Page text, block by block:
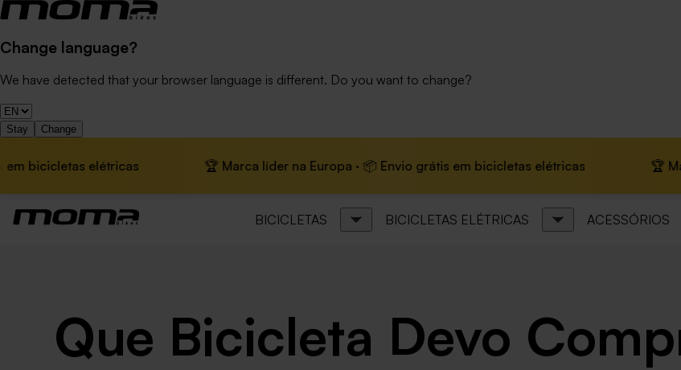
Change language?
We have detected that your browser language is different. Do you want to change?
Stay Change
elétricas 🏆 Marca líder na Europa · 📦 Envio grátis em bicicletas elétricas 🏆 Marca
BICICLETAS BICICLETAS ELÉTRICAS ACESSÓRIOS
Que Bicicleta Devo